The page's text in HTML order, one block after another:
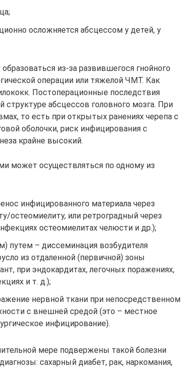
осложняется абсцессом у детей, у
из-за развившегося гнойного
операции или тяжелой ЧМТ. Как
Постоперационные последствия
абсцессов головного мозга. При
то есть при открытых ранениях черепа с
оболочки, риск инфицирования с
крайне высокий.
может осуществляться по одному из
инфицированного материала через
остеомиелиту, или ретроградный через
остеомиелитах челюсти и др.);
путем – диссеминация возбудителя
из отдаленной (первичной) зоны
при эндокардитах, легочных поражениях,
и т. д.);
нервной ткани при непосредственном
с внешней средой (это – местное
инфицирование).
мере подвержены такой болезни
сахарный диабет, рак, наркомания,